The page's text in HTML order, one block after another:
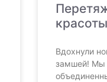
красоты
Вдохнули
замшей! Мы